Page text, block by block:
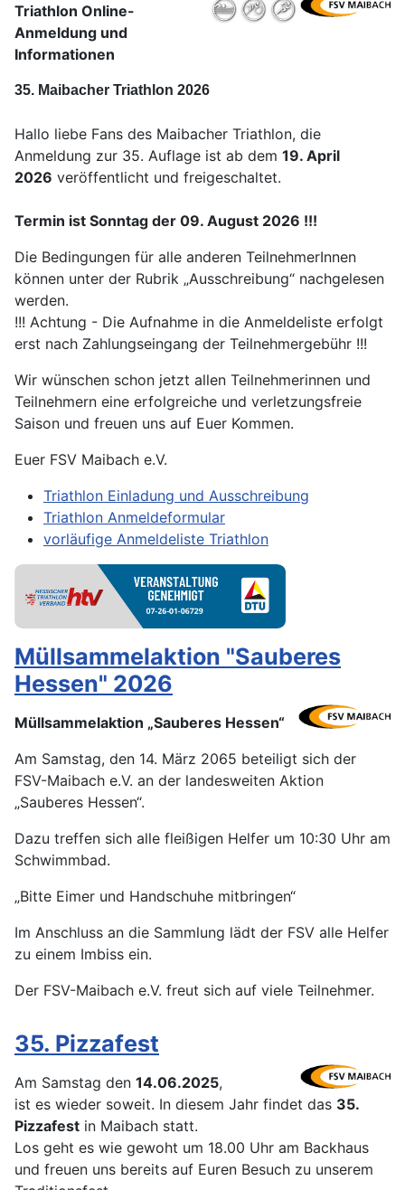
Triathlon Online-
Anmeldung und
Informationen
35. Maibacher Triathlon 2026
Hallo liebe Fans des Maibacher Triathlon, die
Anmeldung zur 35. Auflage ist ab dem 19. April
2026 veröffentlicht und freigeschaltet.
Termin ist Sonntag der 09. August 2026 !!!
Die Bedingungen für alle anderen TeilnehmerInnen
können unter der Rubrik „Ausschreibung“ nachgelesen
werden.
!!! Achtung - Die Aufnahme in die Anmeldeliste erfolgt
erst nach Zahlungseingang der Teilnehmergebühr !!!
Wir wünschen schon jetzt allen Teilnehmerinnen und
Teilnehmern eine erfolgreiche und verletzungsfreie
Saison und freuen uns auf Euer Kommen.
Euer FSV Maibach e.V.
Triathlon Einladung und Ausschreibung
Triathlon Anmeldeformular
vorläufige Anmeldeliste Triathlon
Müllsammelaktion "Sauberes
Hessen" 2026
Müllsammelaktion „Sauberes Hessen“
Am Samstag, den 14. März 2065 beteiligt sich der
FSV-Maibach e.V. an der landesweiten Aktion
„Sauberes Hessen“.
Dazu treffen sich alle fleißigen Helfer um 10:30 Uhr am
Schwimmbad.
„Bitte Eimer und Handschuhe mitbringen“
Im Anschluss an die Sammlung lädt der FSV alle Helfer
zu einem Imbiss ein.
Der FSV-Maibach e.V. freut sich auf viele Teilnehmer.
35. Pizzafest
Am Samstag den 14.06.2025,
ist es wieder soweit. In diesem Jahr findet das 35.
Pizzafest in Maibach statt.
Los geht es wie gewoht um 18.00 Uhr am Backhaus
und freuen uns bereits auf Euren Besuch zu unserem